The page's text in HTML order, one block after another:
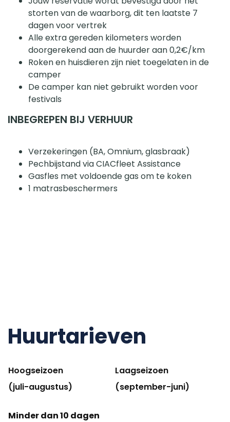
storten van de waarborg, dit ten laatste 7
dagen voor vertrek
Alle extra gereden kilometers worden
doorgerekend aan de huurder aan 0,2€/km
Roken en huisdieren zijn niet toegelaten in de
camper
De camper kan niet gebruikt worden voor
festivals
INBEGREPEN BIJ VERHUUR
Verzekeringen (BA, Omnium, glasbraak)
Pechbijstand via CIACfleet Assistance
Gasfles met voldoende gas om te koken
1 matrasbeschermers
Huurtarieven
Hoogseizoen
(juli-augustus)
Laagseizoen
(september-juni)
Minder dan 10 dagen